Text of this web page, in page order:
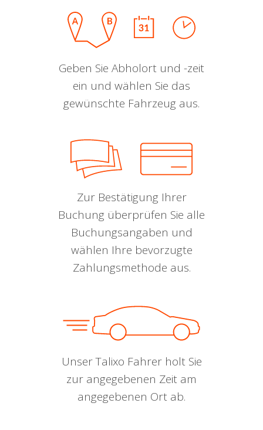
Geben Sie Abholort und -zeit
ein und wählen Sie das
gewünschte Fahrzeug aus.
Zur Bestätigung Ihrer
Buchung überprüfen Sie alle
Buchungsangaben und
wählen Ihre bevorzugte
Zahlungsmethode aus.
Unser Talixo Fahrer holt Sie
zur angegebenen Zeit am
angegebenen Ort ab.